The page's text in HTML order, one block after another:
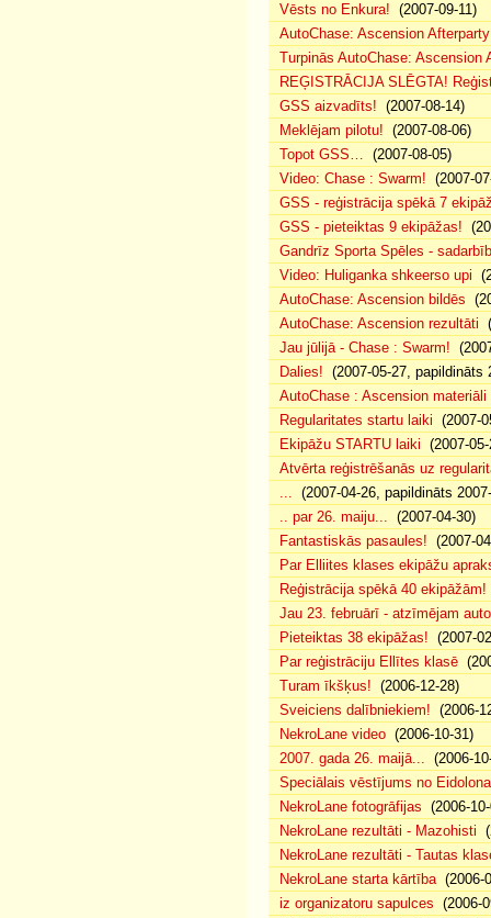
Vēsts no Enkura! (2007-09-11)
AutoChase: Ascension
Turpinās AutoChase: Ascension
REĢISTRĀCIJA SLĒGTA!
GSS aizvadīts! (2007-08-14)
Meklējam pilotu! (2007-08-06)
Topot GSS… (2007-08-05)
Video: Chase : Swarm! (2007-
GSS - reģistrācija spēkā 7
GSS - pieteiktas 9 ekipāžas!
Gandrīz Sporta Spēles -
Video: Huliganka shkeerso upi
AutoChase: Ascension bildēs
AutoChase: Ascension rezultāti
Jau jūlijā - Chase : Swarm!
Dalies! (2007-05-27, papildināts
AutoChase : Ascension materiāli
Regularitates startu laiki (2007-
Ekipāžu STARTU laiki (2007-
Atvērta reģistrēšanās uz
... (2007-04-26, papildināts
.. par 26. maiju... (2007-04-30)
Fantastiskās pasaules! (2007-
Par Elliites klases ekipāžu
Reģistrācija spēkā 40 ekipāžām!
Jau 23. februārī - atzīmējam
Pieteiktas 38 ekipāžas! (2007-
Par reģistrāciju Ellītes klasē
Turam īkšķus! (2006-12-28)
Sveiciens dalībniekiem! (2006-
NekroLane video (2006-10-31)
2007. gada 26. maijā... (2006-
Speciālais vēstījums no Eidolona
NekroLane fotogrāfijas (2006-
NekroLane rezultāti - Mazohisti
NekroLane rezultāti - Tautas
NekroLane starta kārtība(2006-
iz organizatoru sapulces (2006-